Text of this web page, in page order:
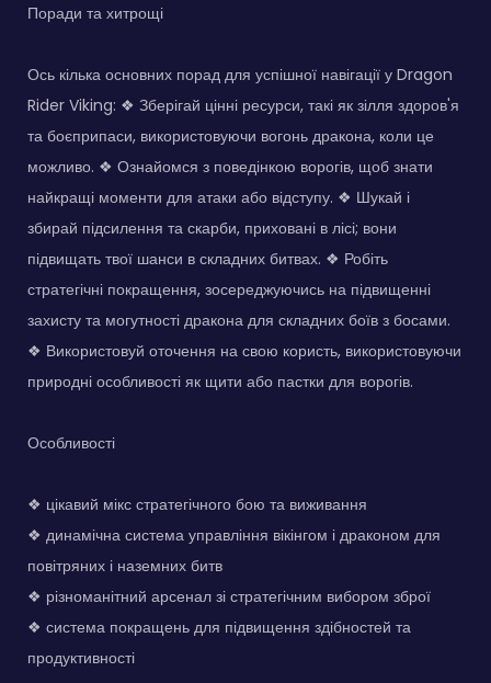
Поради та хитрощі
Ось кілька основних порад для успішної навігації у Dragon
Rider Viking: ❖ Зберігай цінні ресурси, такі як зілля здоров'я
та боєприпаси, використовуючи вогонь дракона, коли це
можливо. ❖ Ознайомся з поведінкою ворогів, щоб знати
найкращі моменти для атаки або відступу. ❖ Шукай і
збирай підсилення та скарби, приховані в лісі; вони
підвищать твої шанси в складних битвах. ❖ Робіть
стратегічні покращення, зосереджуючись на підвищенні
захисту та могутності дракона для складних боїв з босами.
❖ Використовуй оточення на свою користь, використовуючи
природні особливості як щити або пастки для ворогів.
Особливості
❖ цікавий мікс стратегічного бою та виживання
❖ динамічна система управління вікінгом і драконом для
повітряних і наземних битв
❖ різноманітний арсенал зі стратегічним вибором зброї
❖ система покращень для підвищення здібностей та
продуктивності